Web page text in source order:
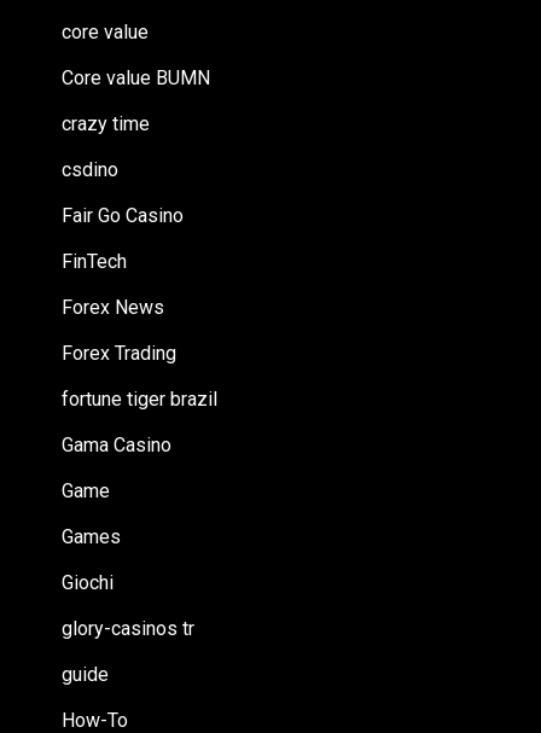
core value
Core value BUMN
crazy time
csdino
Fair Go Casino
FinTech
Forex News
Forex Trading
fortune tiger brazil
Gama Casino
Game
Games
Giochi
glory-casinos tr
guide
How-To